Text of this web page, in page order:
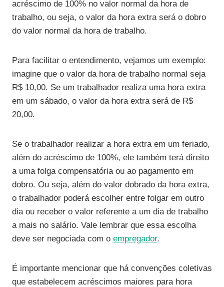
acréscimo de 100% no valor normal da hora de
trabalho, ou seja, o valor da hora extra será o dobro
do valor normal da hora de trabalho.
Para facilitar o entendimento, vejamos um exemplo:
imagine que o valor da hora de trabalho normal seja
R$ 10,00. Se um trabalhador realiza uma hora extra
em um sábado, o valor da hora extra será de R$
20,00.
Se o trabalhador realizar a hora extra em um feriado,
além do acréscimo de 100%, ele também terá direito
a uma folga compensatória ou ao pagamento em
dobro. Ou seja, além do valor dobrado da hora extra,
o trabalhador poderá escolher entre folgar em outro
dia ou receber o valor referente a um dia de trabalho
a mais no salário. Vale lembrar que essa escolha
deve ser negociada com o empregador.
É importante mencionar que há convenções coletivas
que estabelecem acréscimos maiores para hora